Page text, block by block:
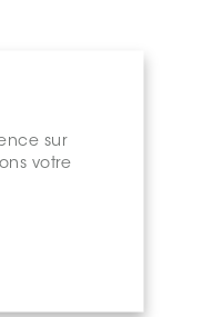
sur
votre